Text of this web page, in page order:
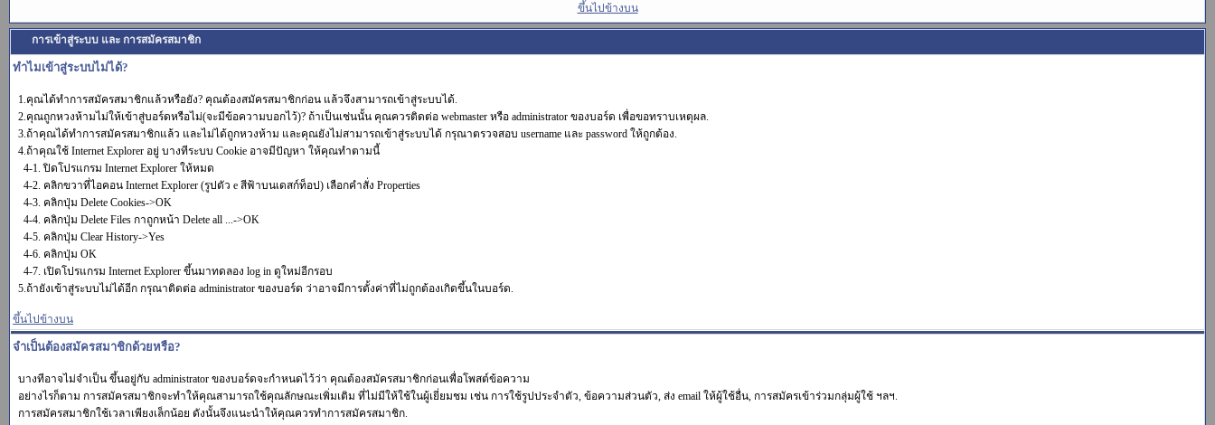
ขึ้นไปข้างบน
การเข้าสู่ระบบ และ การสมัครสมาชิก
ทำไมเข้าสู่ระบบไม่ได้?
1.คุณได้ทำการสมัครสมาชิกแล้วหรือยัง? คุณต้องสมัครสมาชิกก่อน แล้วจึงสามารถเข้าสู่ระบบได้.
2.คุณถูกหวงห้ามไม่ให้เข้าสู่บอร์ดหรือไม่(จะมีข้อความบอกไว้)? ถ้าเป็นเช่นนั้น คุณควรติดต่อ webmaster หรือ administrator ของบอร์ด เพื่อขอทราบเหตุผล.
3.ถ้าคุณได้ทำการสมัครสมาชิกแล้ว และไม่ได้ถูกหวงห้าม และคุณยังไม่สามารถเข้าสู่ระบบได้ กรุณาตรวจสอบ username และ password ให้ถูกต้อง.
4.ถ้าคุณใช้ Internet Explorer อยู่ บางทีระบบ Cookie อาจมีปัญหา ให้คุณทำตามนี้
4-1. ปิดโปรแกรม Internet Explorer ให้หมด
4-2. คลิกขวาที่ไอคอน Internet Explorer (รูปตัว e สีฟ้าบนเดสก์ท็อป) เลือกคำสั่ง Properties
4-3. คลิกปุ่ม Delete Cookies->OK
4-4. คลิกปุ่ม Delete Files กาถูกหน้า Delete all ...->OK
4-5. คลิกปุ่ม Clear History->Yes
4-6. คลิกปุ่ม OK
4-7. เปิดโปรแกรม Internet Explorer ขึ้นมาทดลอง log in ดูใหม่อีกรอบ
5.ถ้ายังเข้าสู่ระบบไม่ได้อีก กรุณาติดต่อ administrator ของบอร์ด ว่าอาจมีการตั้งค่าที่ไม่ถูกต้องเกิดขึ้นในบอร์ด.
ขึ้นไปข้างบน
จำเป็นต้องสมัครสมาชิกด้วยหรือ?
บางทีอาจไม่จำเป็น ขึ้นอยู่กับ administrator ของบอร์ดจะกำหนดไว้ว่า คุณต้องสมัครสมาชิกก่อนเพื่อโพสต์ข้อความ
อย่างไรก็ตาม การสมัครสมาชิกจะทำให้คุณสามารถใช้คุณลักษณะเพิ่มเติม ที่ไม่มีให้ใช้ในผู้เยี่ยมชม เช่น การใช้รูปประจำตัว, ข้อความส่วนตัว, ส่ง email ให้ผู้ใช้อื่น, การสมัครเข้าร่วมกลุ่มผู้ใช้ ฯลฯ.
การสมัครสมาชิกใช้เวลาเพียงเล็กน้อย ดังนั้นจึงแนะนำให้คุณควรทำการสมัครสมาชิก.